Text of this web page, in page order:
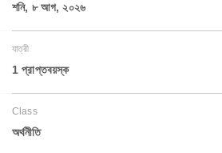
শনি, ৮ আগ, ২০২৬
যাত্রী
1 প্রাপ্তবয়স্ক
Class
অর্থনীতি